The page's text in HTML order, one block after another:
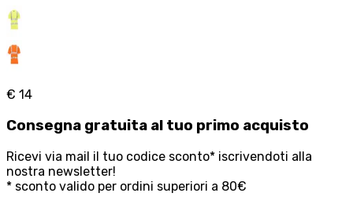
€ 14
Consegna gratuita al tuo primo acquisto
Ricevi via mail il tuo codice sconto* iscrivendoti alla
nostra newsletter!
* sconto valido per ordini superiori a 80€